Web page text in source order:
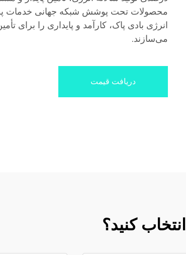
محصولات تحت پوشش شبکه جهانی خدمات
انرژی بادی پاک، کارآمد و پایداری را برای
می‌سازند.
دریافت قیمت
کنید؟